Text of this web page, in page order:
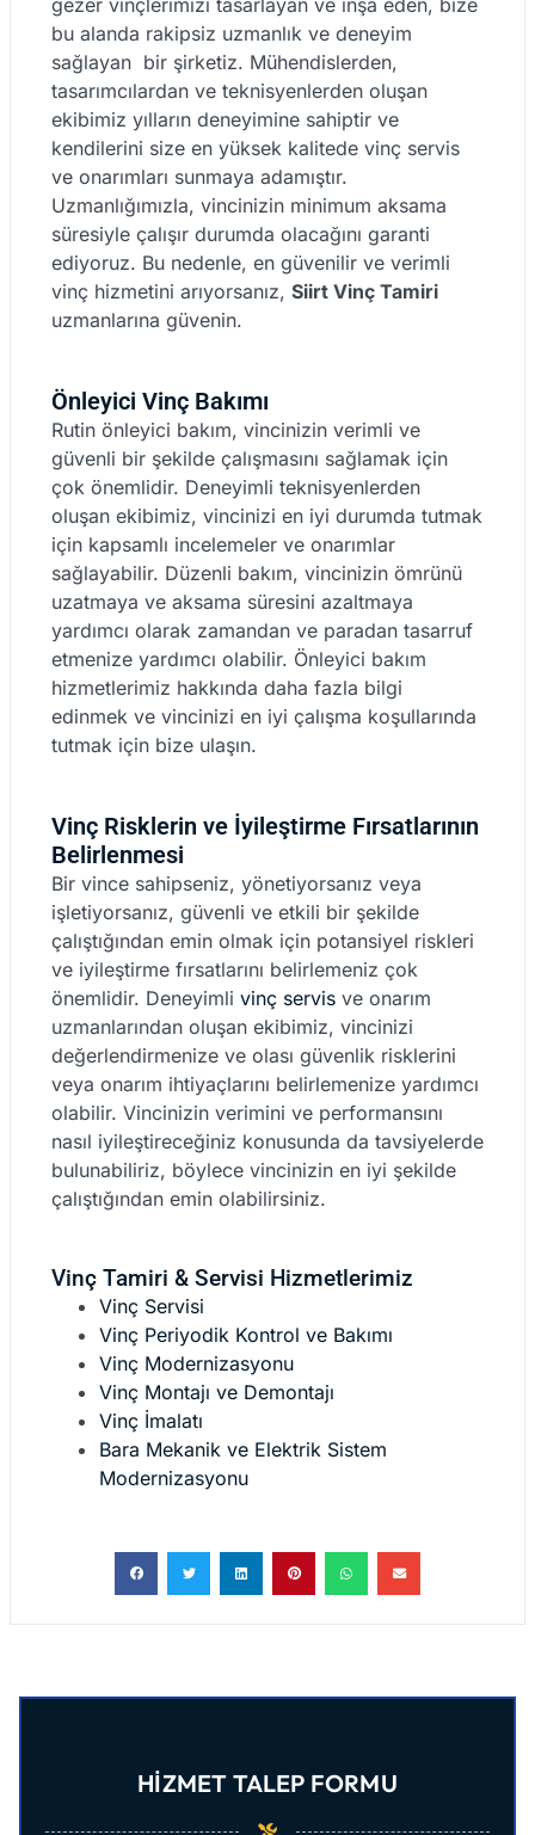
bu alanda rakipsiz uzmanlık ve deneyim
sağlayan bir şirketiz. Mühendislerden,
tasarımcılardan ve teknisyenlerden oluşan
ekibimiz yılların deneyimine sahiptir ve
kendilerini size en yüksek kalitede vinç servis
ve onarımları sunmaya adamıştır.
Uzmanlığımızla, vincinizin minimum aksama
süresiyle çalışır durumda olacağını garanti
ediyoruz. Bu nedenle, en güvenilir ve verimli
vinç hizmetini arıyorsanız, Siirt Vinç Tamiri
uzmanlarına güvenin.
Önleyici Vinç Bakımı
Rutin önleyici bakım, vincinizin verimli ve
güvenli bir şekilde çalışmasını sağlamak için
çok önemlidir. Deneyimli teknisyenlerden
oluşan ekibimiz, vincinizi en iyi durumda tutmak
için kapsamlı incelemeler ve onarımlar
sağlayabilir. Düzenli bakım, vincinizin ömrünü
uzatmaya ve aksama süresini azaltmaya
yardımcı olarak zamandan ve paradan tasarruf
etmenize yardımcı olabilir. Önleyici bakım
hizmetlerimiz hakkında daha fazla bilgi
edinmek ve vincinizi en iyi çalışma koşullarında
tutmak için bize ulaşın.
Vinç Risklerin ve İyileştirme Fırsatlarının
Belirlenmesi
Bir vince sahipseniz, yönetiyorsanız veya
işletiyorsanız, güvenli ve etkili bir şekilde
çalıştığından emin olmak için potansiyel riskleri
ve iyileştirme fırsatlarını belirlemeniz çok
önemlidir. Deneyimli vinç servis ve onarım
uzmanlarından oluşan ekibimiz, vincinizi
değerlendirmenize ve olası güvenlik risklerini
veya onarım ihtiyaçlarını belirlemenize yardımcı
olabilir. Vincinizin verimini ve performansını
nasıl iyileştireceğiniz konusunda da tavsiyelerde
bulunabiliriz, böylece vincinizin en iyi şekilde
çalıştığından emin olabilirsiniz.
Vinç Tamiri & Servisi Hizmetlerimiz
Vinç Servisi
Vinç Periyodik Kontrol ve Bakımı
Vinç Modernizasyonu
Vinç Montajı ve Demontajı
Vinç İmalatı
Bara Mekanik ve Elektrik Sistem
Modernizasyonu
HIZMET TALEP FORMU